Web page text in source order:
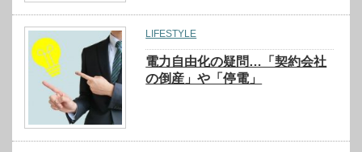
LIFESTYLE
電力自由化の疑問…「契約会社
の倒産」や「停電」